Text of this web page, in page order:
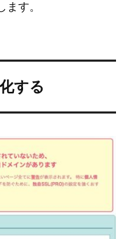
す。
する